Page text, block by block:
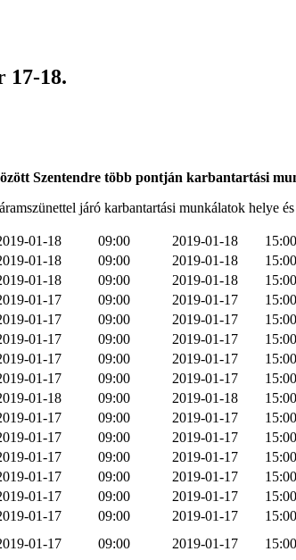
17-18.
Szentendre több pontján karbantartási
járó karbantartási munkálatok helye
01-18 09:00 2019-01-18
15:00
01-18 09:00 2019-01-18
15:00
01-18 09:00 2019-01-18
15:00
01-17 09:00 2019-01-17
15:00
01-17 09:00 2019-01-17
15:00
01-17 09:00 2019-01-17
15:00
01-17 09:00 2019-01-17
15:00
01-17 09:00 2019-01-17
15:00
01-18 09:00 2019-01-18
15:00
01-17 09:00 2019-01-17
15:00
01-17 09:00 2019-01-17
15:00
01-17 09:00 2019-01-17
15:00
01-17 09:00 2019-01-17
15:00
01-17 09:00 2019-01-17
15:00
01-17 09:00 2019-01-17
15:00
01-17 09:00 2019-01-17 15:00